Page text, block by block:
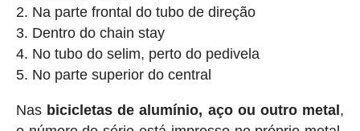
Na parte frontal do tubo de direção
Dentro do chain stay
No tubo do selim, perto do pedivela
No parte superior do central
Nas bicicletas de alumínio, aço ou outro metal,